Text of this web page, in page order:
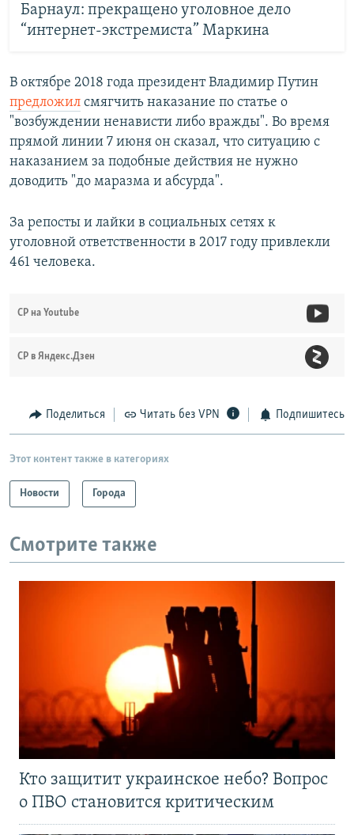
Барнаул: прекращено уголовное дело
“интернет-экстремиста” Маркина
В октябре 2018 года президент Владимир Путин
предложил смягчить наказание по статье о
"возбуждении ненависти либо вражды". Во время
прямой линии 7 июня он сказал, что ситуацию с
наказанием за подобные действия не нужно
доводить "до маразма и абсурда".
За репосты и лайки в социальных сетях к
уголовной ответственности в 2017 году привлекли
461 человека.
СР на Youtube
СР в Яндекс.Дзен
Поделиться Читать без VPN Подпишитесь
Этот контент также в категориях
Новости Города
Смотрите также
Кто защитит украинское небо? Вопрос
о ПВО становится критическим